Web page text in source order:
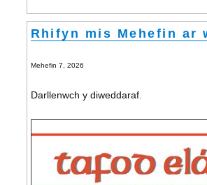
Rhifyn mis Mehefin ar
Mehefin 7, 2026
Darllenwch y diweddaraf.